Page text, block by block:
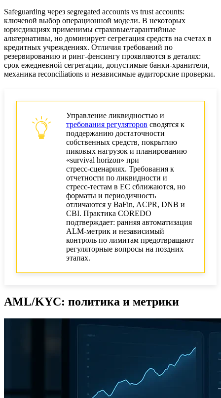
Safeguarding через segregated accounts vs trust accounts:
ключевой выбор операционной модели. В некоторых
юрисдикциях применимы страховые/гарантийные
альтернативы, но доминирует сегрегация средств на счетах в
кредитных учреждениях. Отличия требований по
резервированию и ринг‑фенсингу проявляются в деталях:
срок ежедневной сегрегации, допустимые банки‑хранители,
механика reconciliations и независимые аудиторские проверки.
Управление ликвидностью и
требования регуляторов сводятся к
поддержанию достаточности
собственных средств, покрытию
пиковых нагрузок и планированию
«survival horizon» при
стресс‑сценариях. Требования к
отчетности по ликвидности и
стресс‑тестам в ЕС сближаются, но
форматы и периодичность
отличаются у BaFin, ACPR, DNB и
CBI. Практика COREDO
подтверждает: ранняя автоматизация
ALM‑метрик и независимый
контроль по лимитам предотвращают
регуляторные вопросы на поздних
этапах.
AML/KYC: политика и метрики